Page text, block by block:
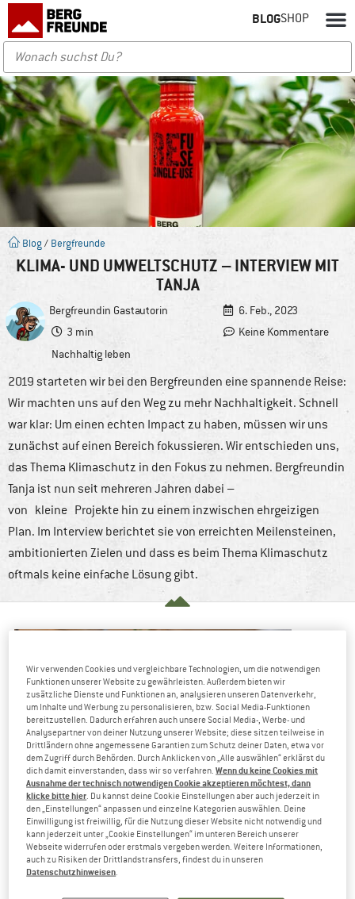
BLOGSHOP
Blog / Bergfreunde
KLIMA- UND UMWELTSCHUTZ – INTERVIEW MIT
TANJA
Bergfreundin Gastautorin
6. Feb., 2023
3 min
Keine Kommentare
Nachhaltig leben
2019 starteten wir bei den Bergfreunden eine spannende Reise:
Wir machten uns auf den Weg zu mehr Nachhaltigkeit. Schnell
war klar: Um einen echten Impact zu haben, müssen wir uns
zunächst auf einen Bereich fokussieren. Wir entschieden uns,
das Thema Klimaschutz in den Fokus zu nehmen. Bergfreundin
Tanja ist nun seit mehreren Jahren dabei –
von kleine Projekte hin zu einem inzwischen ehrgeizigen
Plan. Im Interview berichtet sie von erreichten Meilensteinen,
ambitionierten Zielen und dass es beim Thema Klimaschutz
oftmals keine einfache Lösung gibt.
Wir verwenden Cookies und vergleichbare Technologien, um die notwendigen
Funktionen unserer Website zu gewährleisten. Außerdem bieten wir
zusätzliche Dienste und Funktionen an, analysieren unseren Datenverkehr,
um Inhalte und Werbung zu personalisieren, bzw. Social Media-Funktionen
bereitzustellen. Dadurch erfahren auch unsere Social Media-, Werbe- und
Analysepartner von deiner Nutzung unserer Website; diese sitzen teilweise in
Drittländern ohne angemessene Garantien zum Schutz deiner Daten, etwa vor
dem Zugriff durch Behörden. Durch Anklicken von „Alle auswählen“ erklärst du
dich damit einverstanden, dass wir so verfahren.Wenn du keine Cookies mit
Ausnahme der technisch notwendigen Cookie akzeptieren möchtest, dann
klicke bitte hier . Du kannst deine Cookie Einstellungen aber auch jederzeit in
den „Einstellungen“ anpassen und einzelne Kategorien auswählen. Deine
Einwilligung ist freiwillig, für die Nutzung dieser Website nicht notwendig und
kann jederzeit unter „Cookie Einstellungen“ im unteren Bereich unserer
Webseite widerrufen oder erstmals vergeben werden. Weitere Informationen,
auch zu Risiken der Drittlandstransfers, findest du in unseren
Datenschutzhinweisen